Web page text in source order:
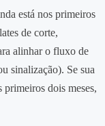
está nos primeiros
de corte,
alinhar o fluxo de
sinalização). Se sua
primeiros dois meses,